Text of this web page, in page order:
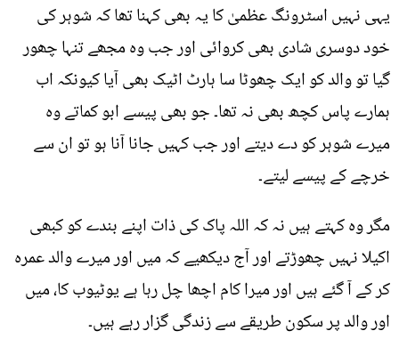
یہی نہیں اسٹرونگ عظمیٰ کا یہ بھی کہنا تھا کہ شوہر کی
خود دوسری شادی بھی کروائی اور جب وہ مجھے تنہا چھور
گیا تو والد کو ایک چھوٹا سا ہارٹ اٹیک بھی آیا کیونکہ اب
ہمارے پاس کچھ بھی نہ تھا۔ جو بھی پیسے ابو کماتے وہ
میرے شوہر کو دے دیتے اور جب کہیں جانا آنا ہو تو ان سے
خرچے کے پیسے لیتے۔
مگر وہ کہتے ہیں نہ کہ اللہ پاک کی ذات اپنے بندے کو کبھی
اکیلا نہیں چھوڑتے اور آج دیکھیے کہ میں اور میرے والد عمرہ
کر کے آ گئے ہیں اور میرا کام اچھا چل رہا ہے یوٹیوب کا، میں
اور والد پر سکون طریقے سے زندگی گزار رہے ہیں۔